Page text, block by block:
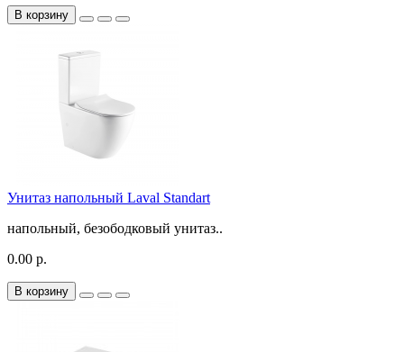
В корзину
Унитаз напольный Laval Standart
напольный, безободковый унитаз..
0.00 р.
В корзину